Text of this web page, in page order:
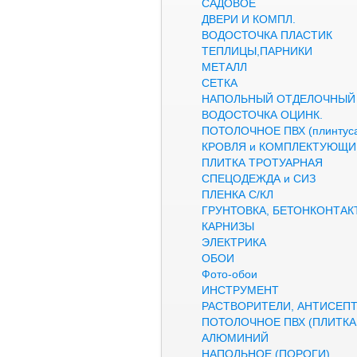
САДОВОЕ
ДВЕРИ И КОМПЛ.
ВОДОСТОЧКА ПЛАСТИК
ТЕПЛИЦЫ,ПАРНИКИ
МЕТАЛЛ
СЕТКА
НАПОЛЬНЫЙ ОТДЕЛОЧНЫЙ
ВОДОСТОЧКА ОЦИНК.
ПОТОЛОЧНОЕ ПВХ
КРОВЛЯ и
ПЛИТКА ТРОТУАРНАЯ
СПЕЦОДЕЖДА и СИЗ
ПЛЕНКА С/КЛ
ГРУНТОВКА,
КАРНИЗЫ
ЭЛЕКТРИКА
ОБОИ
Фото-обои
ИНСТРУМЕНТ
РАСТВОРИТЕЛИ,
ПОТОЛОЧНОЕ ПВХ
АЛЮМИНИЙ
НАПОЛЬНОЕ (ПОРОГИ)